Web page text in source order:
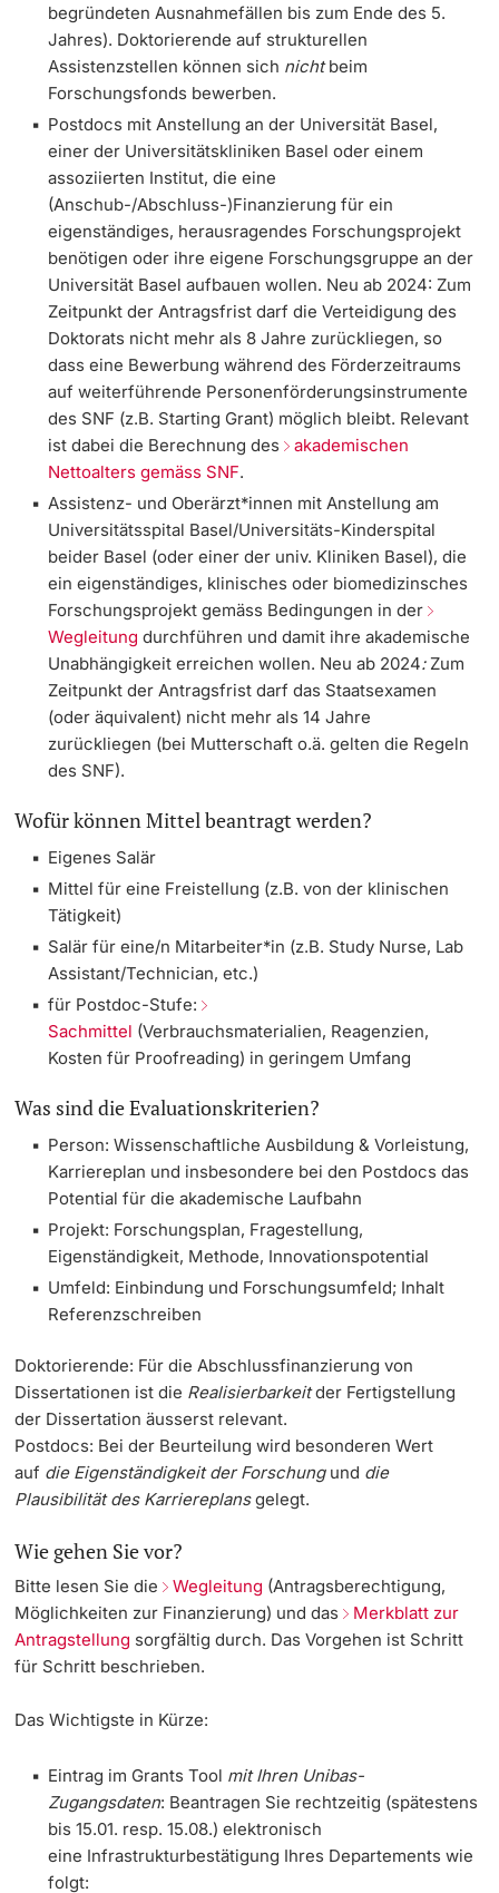
begründeten Ausnahmefällen bis zum Ende des 5.
Jahres). Doktorierende auf strukturellen
Assistenzstellen können sich nicht beim
Forschungsfonds bewerben.
Postdocs mit Anstellung an der Universität Basel,
einer der Universitätskliniken Basel oder einem
assoziierten Institut, die eine
(Anschub-/Abschluss-)Finanzierung für ein
eigenständiges, herausragendes Forschungsprojekt
benötigen oder ihre eigene Forschungsgruppe an der
Universität Basel aufbauen wollen. Neu ab 2024: Zum
Zeitpunkt der Antragsfrist darf dieVerteidigung des
Doktorats nicht mehr als 8 Jahre zurückliegen, so
dass eine Bewerbung während des Förderzeitraums
auf weiterführende Personenförderungsinstrumente
des SNF (z.B. Starting Grant) möglich bleibt. Relevant
ist dabei die Berechnung des akademischen
Nettoalters gemäss SNF.
Assistenz- und Oberärzt*innen mit Anstellung am
Universitätsspital Basel/Universitäts-Kinderspital
beider Basel (oder einer der univ. Kliniken Basel), die
ein eigenständiges, klinisches oder biomedizinsches
Forschungsprojekt gemäss Bedingungen in der
Wegleitung durchführen und damit ihre akademische
Unabhängigkeit erreichen wollen. Neu ab 2024:Zum
Zeitpunkt der Antragsfrist darf das Staatsexamen
(oder äquivalent) nicht mehr als 14 Jahre
zurückliegen (bei Mutterschaft o.ä. gelten die Regeln
des SNF).
Wofür können Mittel beantragt werden?
Eigenes Salär
Mittel für eine Freistellung (z.B. von der klinischen
Tätigkeit)
Salär für eine/n Mitarbeiter*in (z.B. Study Nurse, Lab
Assistant/Technician, etc.)
für Postdoc-Stufe:
Sachmittel (Verbrauchsmaterialien, Reagenzien,
Kosten für Proofreading) in geringem Umfang
Was sind die Evaluationskriterien?
Person: Wissenschaftliche Ausbildung & Vorleistung,
Karriereplan und insbesondere bei den Postdocs das
Potential für die akademische Laufbahn
Projekt: Forschungsplan, Fragestellung,
Eigenständigkeit, Methode, Innovationspotential
Umfeld: Einbindung und Forschungsumfeld; Inhalt
Referenzschreiben
Doktorierende: Für die Abschlussfinanzierung von
Dissertationen ist die Realisierbarkeit der Fertigstellung
der Dissertation äusserst relevant.
Postdocs: Bei der Beurteilung wird besonderen Wert
auf die Eigenständigkeit der Forschung und die
Plausibilität des Karriereplansgelegt.
Wie gehen Sie vor?
Bitte lesen Sie die Wegleitung (Antragsberechtigung,
Möglichkeiten zur Finanzierung) und das Merkblatt zur
Antragstellung sorgfältig durch. Das Vorgehen ist Schritt
für Schritt beschrieben.
Das Wichtigste in Kürze:
Eintrag im Grants Tool mit Ihren Unibas-
Zugangsdaten: Beantragen Sie rechtzeitig (spätestens
bis 15.01. resp. 15.08.) elektronisch
eine Infrastrukturbestätigung Ihres Departements wie
folgt: